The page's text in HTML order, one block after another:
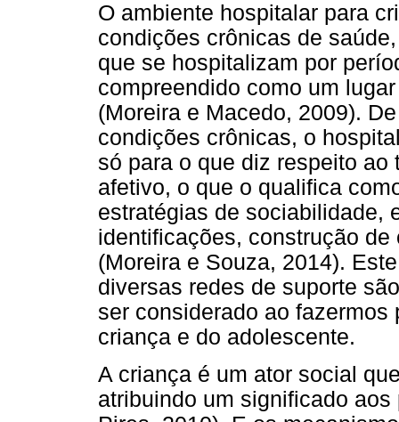
O ambiente hospitalar para
condições crônicas de
que se hospitalizam por
compreendido como um
(Moreira e Macedo, 2009).
condições crônicas, o
só para o que diz respeito
afetivo, o que o qualifica
estratégias de sociabilidade,
identificações, construção
(Moreira e Souza, 2014).
diversas redes de suporte
ser considerado ao
criança e do adolescente.
A criança é um ator social
atribuindo um significado